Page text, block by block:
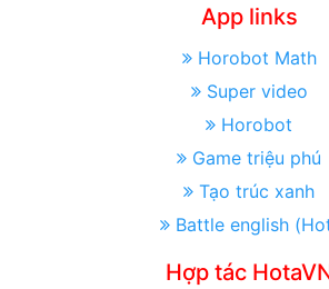
App links
Horobot Math
Super video
Horobot
Game triệu phú
Tạo trúc xanh
Battle english
Hợp tác